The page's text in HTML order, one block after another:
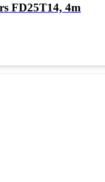
FD25T14, 4m